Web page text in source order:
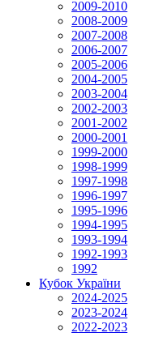
2009-2010
2008-2009
2007-2008
2006-2007
2005-2006
2004-2005
2003-2004
2002-2003
2001-2002
2000-2001
1999-2000
1998-1999
1997-1998
1996-1997
1995-1996
1994-1995
1993-1994
1992-1993
1992
Кубок України
2024-2025
2023-2024
2022-2023